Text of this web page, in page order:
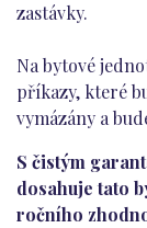
zastávky.
Na bytové
příkazy, které
vymázány a
S čistým
dosahuje tato
ročního